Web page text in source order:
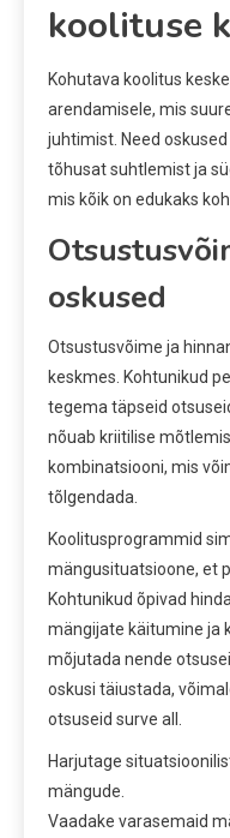
koolituse
Kohutava koolitus
arendamisele, mis
juhtimist. Need
tõhusat suhtlemist ja
mis kõik on edukaks
oskused
Otsustusvõime ja
keskmes. Kohtunikud
tegema täpseid
nõuab kriitilise
kombinatsiooni, mis
tõlgendada.
Koolitusprogrammid
mängusituatsioone, et
Kohtunikud õpivad
mängijate käitumine ja
mõjutada nende
oskusi täiustada,
otsuseid surve all.
Harjutage
mängude.
Vaadake varasemaid